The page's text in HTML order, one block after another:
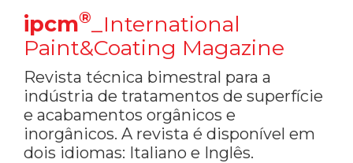
ipcm®
_International
Paint&Coating Magazine
Revista técnica bimestral para a
indústria de tratamentos de superfície
e acabamentos orgânicos e
inorgânicos. A revista é disponível em
dois idiomas: Italiano e Inglês.